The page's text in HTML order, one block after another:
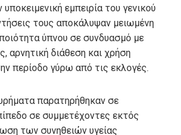
εμπειρία του γενικού
τους αποκάλυψαν μειωμένη
ύπνου σε συνδυασμό με
αρνητική διάθεση και χρήση
περίοδο γύρω από τις εκλογές.
παρατηρήθηκαν σε
σε συμμετέχοντες εκτός
των συνηθειών υγείας